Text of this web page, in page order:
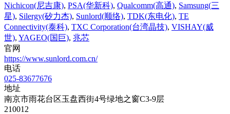
Nichicon(尼吉康), PSA(华新科), Qualcomm(高通), Samsung(三
星), Silergy(矽力杰), Sunlord(顺络), TDK(东电化), TE
Connectivity(泰科), TXC Corporation(台湾晶技), VISHAY(威
世), YAGEO(国巨), 兆芯
官网
https://www.sunlord.com.cn/
电话
025-83677676
地址
南京市雨花台区玉盘西街4号绿地之窗C3-9层
210012